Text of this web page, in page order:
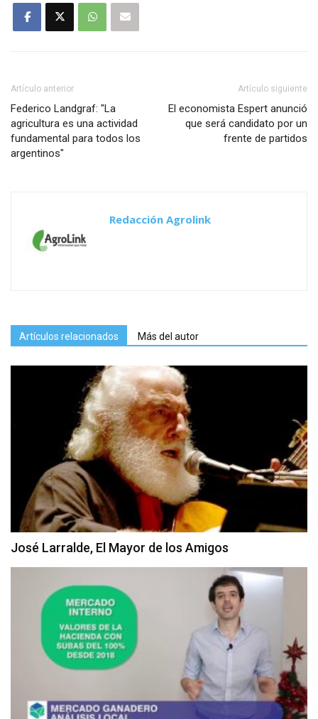
Artículo anterior
Federico Landgraf: "La
agricultura es una actividad
fundamental para todos los
argentinos"
Artículo siguiente
El economista Espert anunció
que será candidato por un
frente de partidos
Redacción Agrolink
Artículos relacionados Más del autor
José Larralde, El Mayor de los Amigos